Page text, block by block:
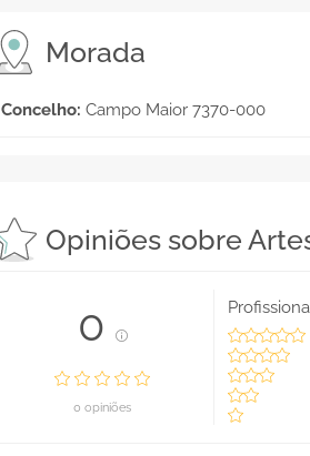
Morada
Concelho: Campo Maior 7370-000
Opiniões sobre
0
0 opiniões